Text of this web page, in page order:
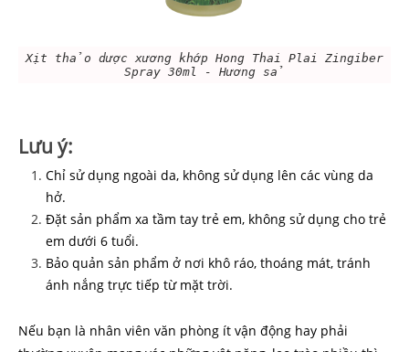
Xịt thảo dược xương khớp Hong Thai Plai Zingiber
Spray 30ml - Hương sả
Lưu ý:
Chỉ sử dụng ngoài da, không sử dụng lên các vùng da
hở.
Đặt sản phẩm xa tầm tay trẻ em, không sử dụng cho trẻ
em dưới 6 tuổi.
Bảo quản sản phẩm ở nơi khô ráo, thoáng mát, tránh
ánh nắng trực tiếp từ mặt trời.
Nếu bạn là nhân viên văn phòng ít vận động hay phải